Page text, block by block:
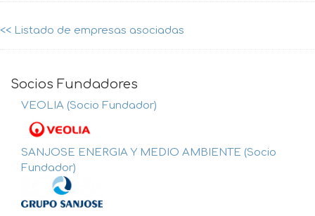
<< Listado de empresas asociadas
Socios Fundadores
VEOLIA (Socio Fundador)
SANJOSE ENERGIA Y MEDIO AMBIENTE (Socio
Fundador)